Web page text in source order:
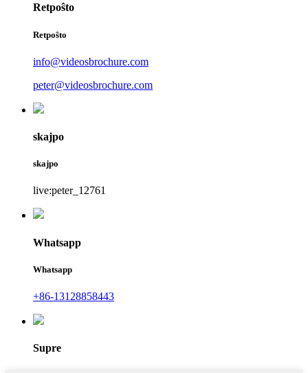
Retpoŝto
Retpoŝto
info@videosbrochure.com
peter@videosbrochure.com
skajpo
skajpo
live:peter_12761
Whatsapp
Whatsapp
+86-13128858443
Supre